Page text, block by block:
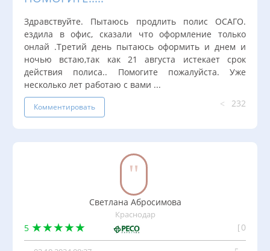
Здравствуйте. Пытаюсь продлить полис ОСАГО.
ездила в офис, сказали что оформление только
онлай .Третий день пытаюсь оформить и днем и
ночью встаю,так как 21 августа истекает срок
действия полиса.. Помогите пожалуйста. Уже
несколько лет работаю с вами ...
Комментировать 232
Светлана Абросимова
Краснодар
5 0